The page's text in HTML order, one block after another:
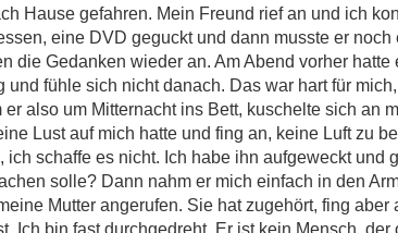
Hause gefahren. Mein Freund rief an und ich
eine DVD geguckt und dann musste er
die Gedanken wieder an. Am Abend vorher
und fühle sich nicht danach. Das war hart für
also um Mitternacht ins Bett, kuschelte sich an
Lust auf mich hatte und fing an, keine Luft zu
ich schaffe es nicht. Ich habe ihn aufgeweckt und
solle? Dann nahm er mich einfach in den
Mutter angerufen. Sie hat zugehört, fing aber
Ich bin fast durchgedreht. Er ist kein Mensch, der